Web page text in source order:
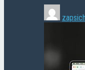
zapsich